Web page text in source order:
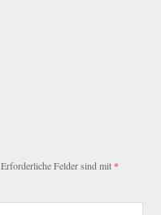
Erforderliche Felder sind mit *